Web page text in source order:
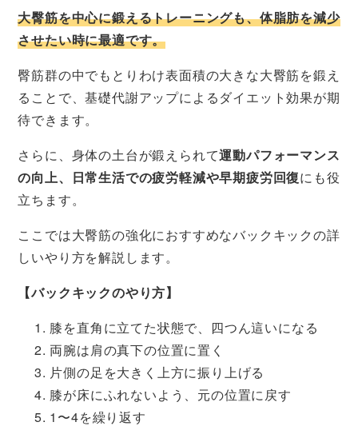
大臀筋を中心に鍛えるトレーニングも、体脂肪を減少
させたい時に最適です。
臀筋群の中でもとりわけ表面積の大きな大臀筋を鍛え
ることで、基礎代謝アップによるダイエット効果が期
待できます。
さらに、身体の土台が鍛えられて運動パフォーマンス
の向上、日常生活での疲労軽減や早期疲労回復にも役
立ちます。
ここでは大臀筋の強化におすすめなバックキックの詳
しいやり方を解説します。
【バックキックのやり方】
膝を直角に立てた状態で、四つん這いになる
両腕は肩の真下の位置に置く
片側の足を大きく上方に振り上げる
膝が床にふれないよう、元の位置に戻す
1〜4を繰り返す